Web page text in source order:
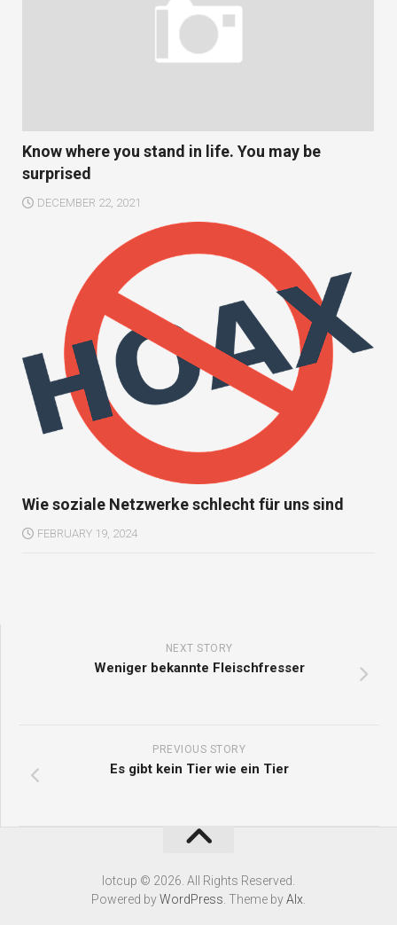
Know where you stand in life. You may be
surprised
DECEMBER 22, 2021
Wie soziale Netzwerke schlecht für uns sind
FEBRUARY 19, 2024
NEXT STORY
Weniger bekannte Fleischfresser
PREVIOUS STORY
Es gibt kein Tier wie ein Tier
Iotcup © 2026. All Rights Reserved.
Powered byWordPress. Theme byAlx.